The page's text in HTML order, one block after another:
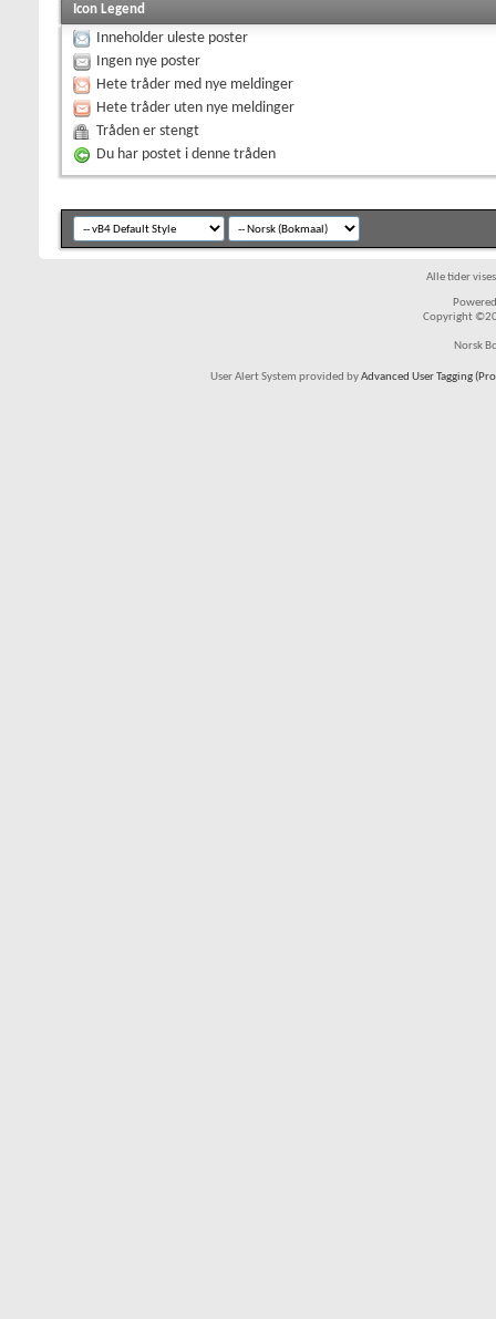
Icon Legend
Inneholder uleste poster
Ingen nye poster
Hete tråder med nye meldinger
Hete tråder uten nye meldinger
Tråden er stengt
Du har postet i denne tråden
Alle tider
Copyright
Norsk
User Alert System provided byAdvanced User Tagging